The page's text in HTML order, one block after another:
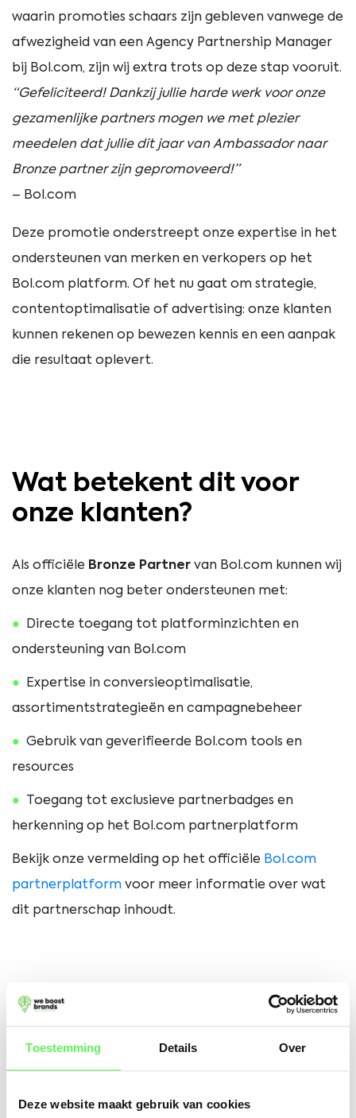
Toestemming Details Over
Deze website maakt gebruik van cookies
waarin promoties schaars zijn gebleven vanwege de
afwezigheid van een Agency Partnership Manager
bij Bol.com, zijn wij extra trots op deze stap vooruit.
“Gefeliciteerd! Dankzij jullie harde werk vooronze
gezamenlijke partners mogen we metplezier
meedelen datjullie ditjaar vanAmbassadornaar
Bronze partnerzijn gepromoveerd!”
– Bol.com
Deze promotie onderstreept onze expertise in het
ondersteunen van merken en verkopers op het
Bol.com platform. Of het nu gaat om strategie,
contentoptimalisatie of advertising: onze klanten
kunnen rekenen op bewezen kennis en een aanpak
die resultaat oplevert.
Wat betekent dit voor
onze klanten?
Als officiële Bronze Partner van Bol.com kunnen wij
onze klanten nog beter ondersteunen met:
Directe toegang tot platforminzichten en
ondersteuning van Bol.com
Expertise in conversieoptimalisatie,
assortimentstrategieën en campagnebeheer
Gebruik van geverifieerde Bol.com tools en
resources
Toegang tot exclusieve partnerbadges en
herkenning op het Bol.com partnerplatform
Bekijk onze vermelding op het officiële Bol.com
partnerplatform voor meer informatie over wat
dit partnerschap inhoudt.
Op naar meer
ManagerbijBol.comditjaar,kijkenwe